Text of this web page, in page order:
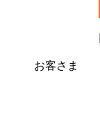
お客さま